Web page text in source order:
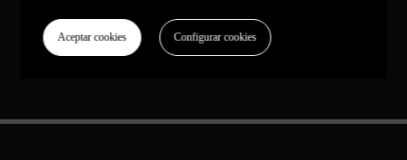
Aceptar cookies Configurar cookies